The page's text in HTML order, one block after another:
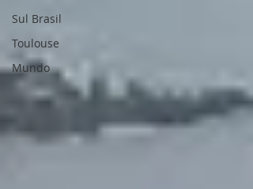
Sul Brasil
Toulouse
Mundo